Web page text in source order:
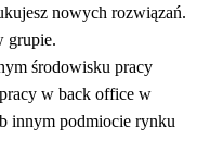
nowych rozwiązań.
grupie.
środowisku pracy
w back office w
innym podmiocie rynku